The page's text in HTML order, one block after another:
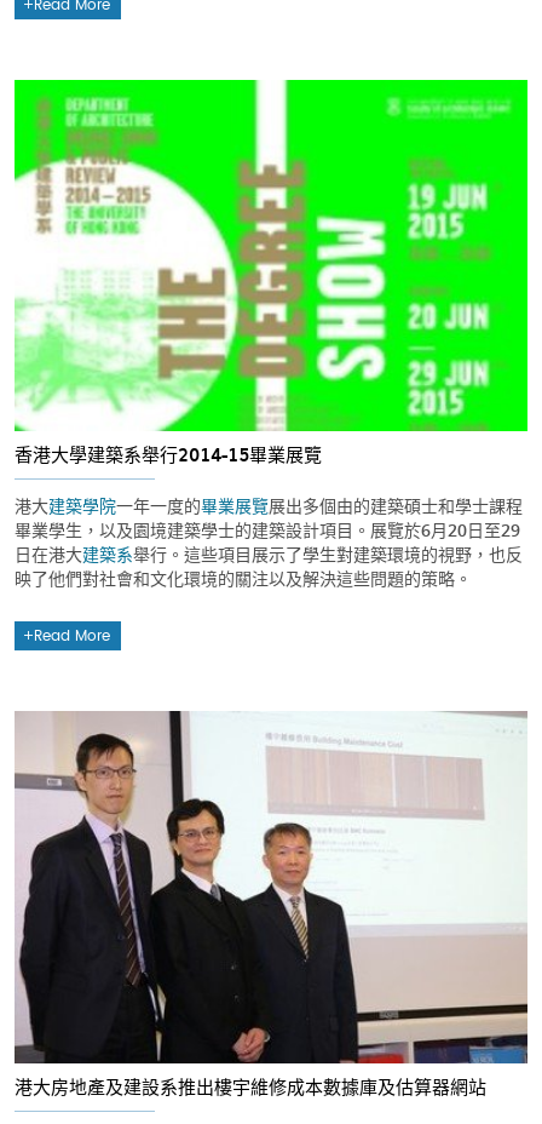
Read More
香港大學建築系舉行2014-15畢業展覽
港大建築學院一年一度的畢業展覽展出多個由的建築碩士和學士課程
畢業學生，以及園境建築學士的建築設計項目。展覽於6月20日至29
日在港大建築系舉行。這些項目展示了學生對建築環境的視野，也反
映了他們對社會和文化環境的關注以及解決這些問題的策略。
Read More
港大房地產及建設系推出樓宇維修成本數據庫及估算器網站